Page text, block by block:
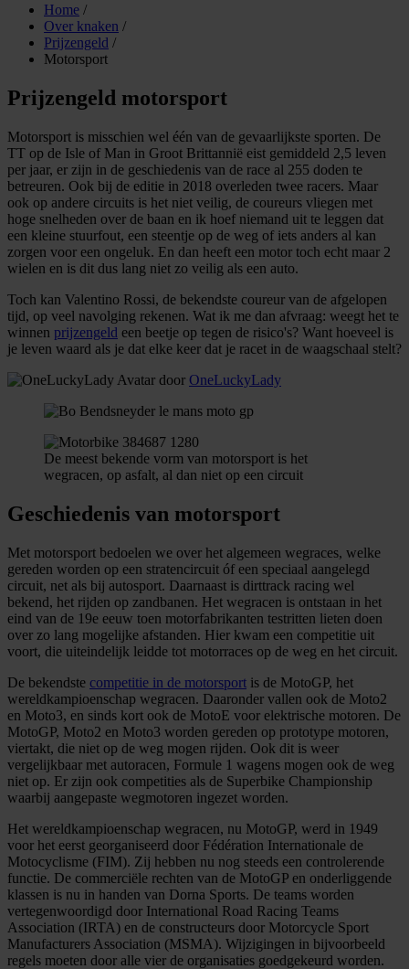
Home /
Over knaken /
Prijzengeld /
Motorsport
Prijzengeld motorsport
Motorsport is misschien wel één van de gevaarlijkste sporten. De
TT op de Isle of Man in Groot Brittannië eist gemiddeld 2,5 leven
per jaar, er zijn in de geschiedenis van de race al 255 doden te
betreuren. Ook bij de editie in 2018 overleden twee racers. Maar
ook op andere circuits is het niet veilig, de coureurs vliegen met
hoge snelheden over de baan en ik hoef niemand uit te leggen dat
een kleine stuurfout, een steentje op de weg of iets anders al kan
zorgen voor een ongeluk. En dan heeft een motor toch echt maar 2
wielen en is dit dus lang niet zo veilig als een auto.
Toch kan Valentino Rossi, de bekendste coureur van de afgelopen
tijd, op veel navolging rekenen. Wat ik me dan afvraag: weegt het te
winnen prijzengeld een beetje op tegen de risico's? Want hoeveel is
je leven waard als je dat elke keer dat je racet in de waagschaal stelt?
door OneLuckyLady
De meest bekende vorm van motorsport is het
wegracen, op asfalt, al dan niet op een circuit
Geschiedenis van motorsport
Met motorsport bedoelen we over het algemeen wegraces, welke
gereden worden op een stratencircuit óf een speciaal aangelegd
circuit, net als bij autosport. Daarnaast is dirttrack racing wel
bekend, het rijden op zandbanen. Het wegracen is ontstaan in het
eind van de 19e eeuw toen motorfabrikanten testritten lieten doen
over zo lang mogelijke afstanden. Hier kwam een competitie uit
voort, die uiteindelijk leidde tot motorraces op de weg en het circuit.
De bekendste competitie in de motorsport is de MotoGP, het
wereldkampioenschap wegracen. Daaronder vallen ook de Moto2
en Moto3, en sinds kort ook de MotoE voor elektrische motoren. De
MotoGP, Moto2 en Moto3 worden gereden op prototype motoren,
viertakt, die niet op de weg mogen rijden. Ook dit is weer
vergelijkbaar met autoracen, Formule 1 wagens mogen ook de weg
niet op. Er zijn ook competities als de Superbike Championship
waarbij aangepaste wegmotoren ingezet worden.
Het wereldkampioenschap wegracen, nu MotoGP, werd in 1949
voor het eerst georganiseerd door Fédération Internationale de
Motocyclisme (FIM). Zij hebben nu nog steeds een controlerende
functie. De commerciële rechten van de MotoGP en onderliggende
klassen is nu in handen van Dorna Sports. De teams worden
vertegenwoordigd door International Road Racing Teams
Association (IRTA) en de constructeurs door Motorcycle Sport
Manufacturers Association (MSMA). Wijzigingen in bijvoorbeeld
regels moeten door alle vier de organisaties goedgekeurd worden.